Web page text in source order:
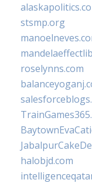
stsmp.org
roselynns.com
halobjd.com